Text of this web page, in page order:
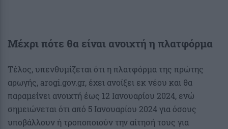
Μέχρι πότε θα είναι ανοιχτή η πλατφόρμα
Τέλος, υπενθυμίζεται ότι η πλατφόρμα της πρώτης
αρωγής, arogi.gov.gr, έχει ανοίξει εκ νέου και θα
παραμείνει ανοιχτή έως 12 Ιανουαρίου 2024, ενώ
σημειώνεται ότι από 5 Ιανουαρίου 2024 για όσους
υποβάλλουν ή τροποποιούν την αίτησή τους για